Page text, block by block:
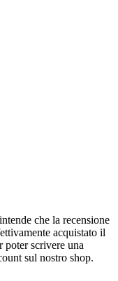
che la recensione
acquistato il
poter scrivere una
sul nostro shop.